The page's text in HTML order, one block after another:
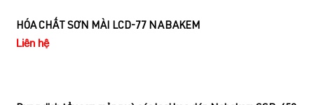
HÓA CHẤT SƠN MÀI LCD-77 NABAKEM
Liên hệ